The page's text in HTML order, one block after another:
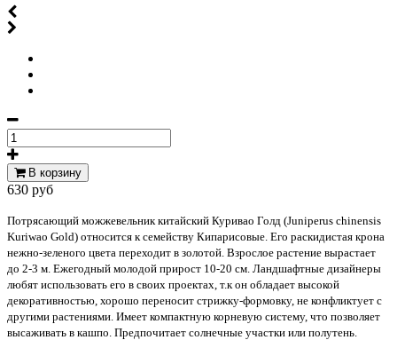
В корзину
630 руб
Потрясающий можжевельник китайский Куривао Голд (Juniperus chinensis
Kuriwao Gold) относится к семейству Кипарисовые. Его раскидистая крона
нежно-зеленого цвета переходит в золотой. Взрослое растение вырастает
до 2-3 м. Ежегодный молодой прирост 10-20 см. Ландшафтные дизайнеры
любят использовать его в своих проектах, т.к он обладает высокой
декоративностью, хорошо переносит стрижку-формовку, не конфликтует с
другими растениями. Имеет компактную корневую систему, что позволяет
высаживать в кашпо. Предпочитает солнечные участки или полутень.